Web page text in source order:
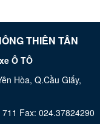
THIÊN TÂN
Ô TÔ
Hòa, Q.Cầu Giấy,
Fax: 024.37824290